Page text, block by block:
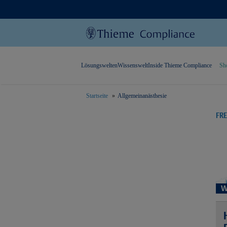
LösungsweltenWissensweltInside Thieme Compliance
Startseite Allgemeinanästhesie